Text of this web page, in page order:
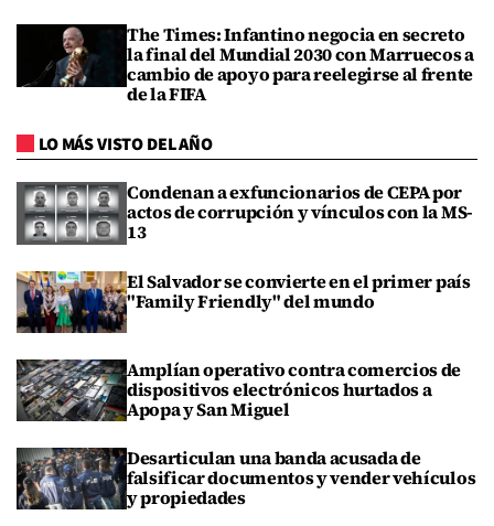
The Times: Infantino negocia en secreto
la final del Mundial 2030 con Marruecos a
cambio de apoyo para reelegirse al frente
de la FIFA
LO MÁS VISTO DEL AÑO
Condenan a exfuncionarios de CEPA por
actos de corrupción y vínculos con la MS-
13
El Salvador se convierte en el primer país
"Family Friendly" del mundo
Amplían operativo contra comercios de
dispositivos electrónicos hurtados a
Apopa y San Miguel
Desarticulan una banda acusada de
falsificar documentos y vender vehículos
y propiedades